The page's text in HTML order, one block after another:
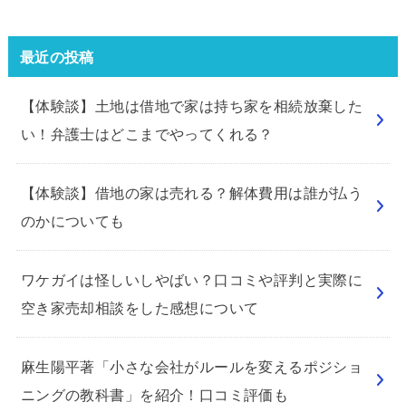
最近の投稿
【体験談】土地は借地で家は持ち家を相続放棄した
い！弁護士はどこまでやってくれる？
【体験談】借地の家は売れる？解体費用は誰が払う
のかについても
ワケガイは怪しいしやばい？口コミや評判と実際に
空き家売却相談をした感想について
麻生陽平著「小さな会社がルールを変えるポジショ
ニングの教科書」を紹介！口コミ評価も